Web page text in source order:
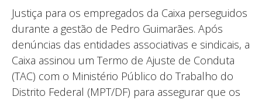
Justiça para os empregados da Caixa perseguidos
durante a gestão de Pedro Guimarães. Após
denúncias das entidades associativas e sindicais, a
Caixa assinou um Termo de Ajuste de Conduta
(TAC) com o Ministério Público do Trabalho do
Distrito Federal (MPT/DF) para assegurar que os